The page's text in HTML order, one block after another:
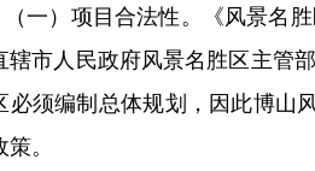
（一）项目合法性。《风景名
辖市人民政府风景名胜区主管
必须编制总体规划，因此博山
。